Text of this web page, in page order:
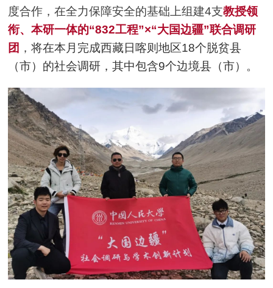
度合作，在全力保障安全的基础上组建4支教授领
衔、本研一体的“832工程”×“大国边疆”联合调研
团 ，将在本月完成西藏日喀则地区18个脱贫县
（市）的社会调研，其中包含9个边境县（市）。